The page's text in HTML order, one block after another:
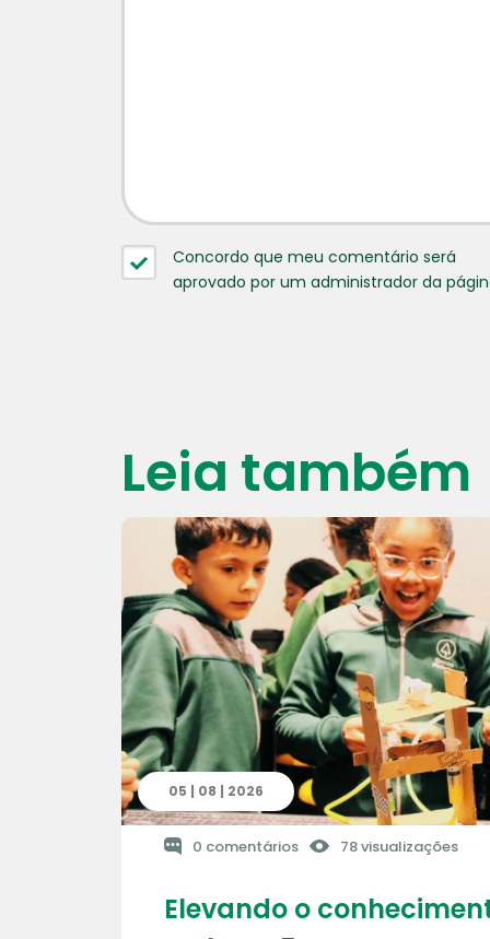
Concordo que meu comentário será
aprovado por um administrador da
Leia também
05 | 08 | 2026
0 comentários 78 visualizações
Elevando o